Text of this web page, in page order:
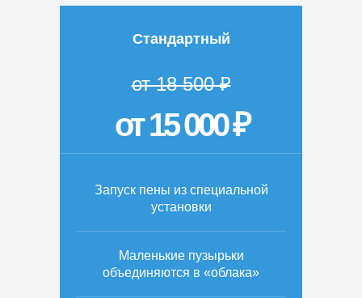
Стандартный
от 18 500 ₽
от 15 000 ₽
Запуск пены из специальной
установки
Маленькие пузырьки
объединяются в «облака»